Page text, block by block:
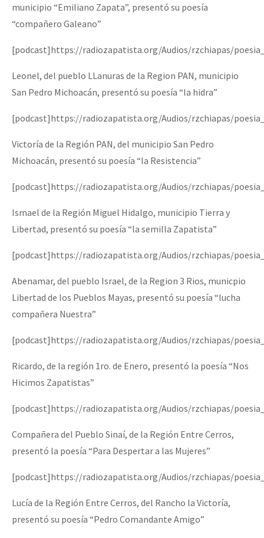
municipio “Emiliano Zapata”, presentó su poesía
“compañero Galeano”
[podcast]https://radiozapatista.org/Audios/rzchiapas/
Leonel, del pueblo LLanuras de la Region PAN, municipio
San Pedro Michoacán, presentó su poesía “la hidra”
[podcast]https://radiozapatista.org/Audios/rzchiapas/
Victoría de la Región PAN, del municipio San Pedro
Michoacán, presentó su poesía “la Resistencia”
[podcast]https://radiozapatista.org/Audios/rzchiapas/
Ismael de la Región Miguel Hidalgo, municipio Tierra y
Libertad, presentó su poesía “la semilla Zapatista”
[podcast]https://radiozapatista.org/Audios/rzchiapas/
Abenamar, del pueblo Israel, de la Region 3 Rios, municpio
Libertad de los Pueblos Mayas, presentó su poesía “lucha
compañera Nuestra”
[podcast]https://radiozapatista.org/Audios/rzchiapas/
Ricardo, de la región 1ro. de Enero, presentó la poesía “Nos
Hicimos Zapatistas”
[podcast]https://radiozapatista.org/Audios/rzchiapas/
Compañera del Pueblo Sinaí, de la Región Entre Cerros,
presentó la poesía “Para Despertar a las Mujeres”
[podcast]https://radiozapatista.org/Audios/rzchiapas/
Lucía de la Región Entre Cerros, del Rancho la Victoría,
presentó su poesía “Pedro Comandante Amigo”